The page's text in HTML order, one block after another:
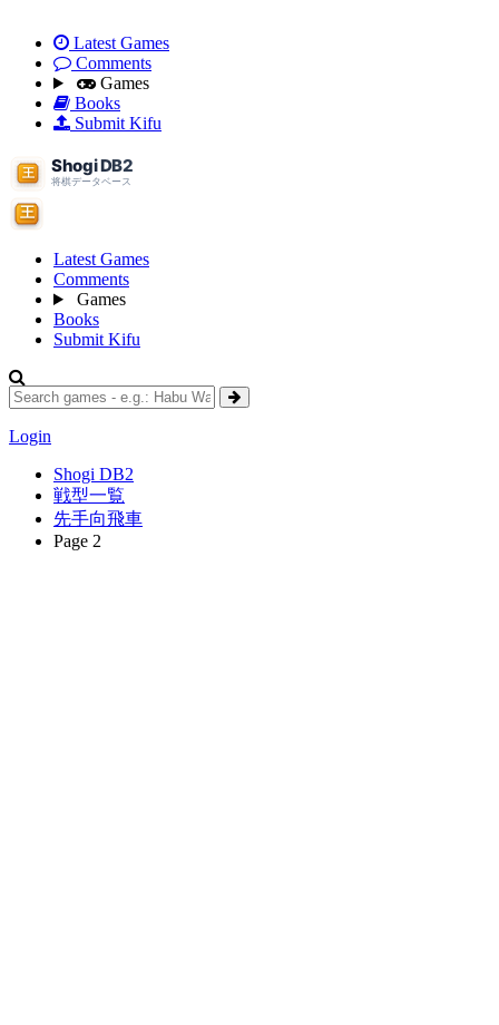
Latest Games
Comments
Games
Books
Submit Kifu
Latest Games
Comments
Games
Books
Submit Kifu
Login
Shogi DB2
戦型一覧
先手向飛車
Page 2